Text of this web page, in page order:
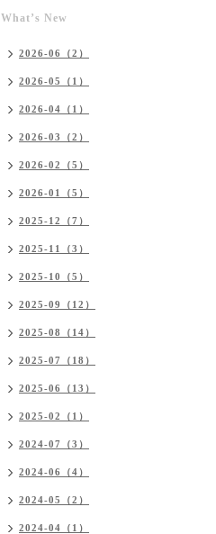
What’s New
2026-06（2）
2026-05（1）
2026-04（1）
2026-03（2）
2026-02（5）
2026-01（5）
2025-12（7）
2025-11（3）
2025-10（5）
2025-09（12）
2025-08（14）
2025-07（18）
2025-06（13）
2025-02（1）
2024-07（3）
2024-06（4）
2024-05（2）
2024-04（1）